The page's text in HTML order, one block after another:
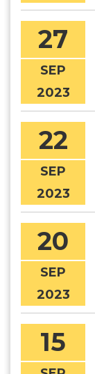
27
SEP
2023
22
SEP
2023
20
SEP
2023
15